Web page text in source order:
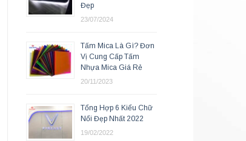
Đẹp
23/07/2024
Tấm Mica Là Gì? Đơn
Vị Cung Cấp Tấm
Nhựa Mica Giá Rẻ
20/11/2023
Tổng Hợp 6 Kiểu Chữ
Nổi Đẹp Nhất 2022
19/02/2022